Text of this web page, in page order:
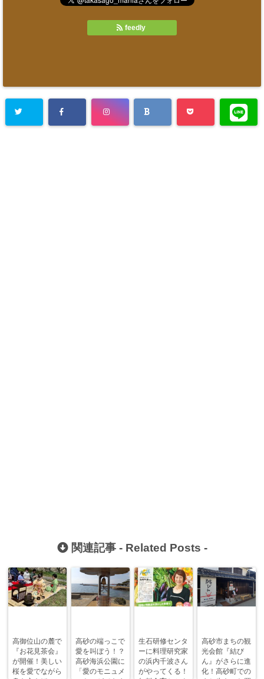
feedly
関連記事 - Related Posts -
高御位山の麓で
『お花見茶会』
が開催！美しい
桜を愛でながら
高砂の端っこで
愛を叫ぼう！？
高砂海浜公園に
「愛のモニュメ
生石研修センタ
ーに料理研究家
の浜内千波さん
がやってくる！
高砂市まちの観
光会館『結び
ん』がさらに進
化！高砂町での